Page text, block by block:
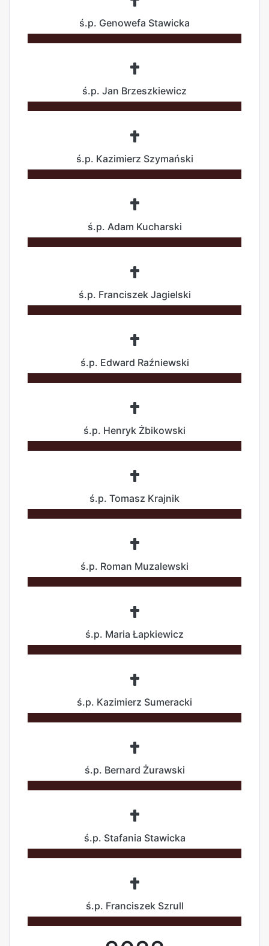
ś.p. Genowefa Stawicka
ś.p. Jan Brzeszkiewicz
ś.p. Kazimierz Szymański
ś.p. Adam Kucharski
ś.p. Franciszek Jagielski
ś.p. Edward Raźniewski
ś.p. Henryk Żbikowski
ś.p. Tomasz Krajnik
ś.p. Roman Muzalewski
ś.p. Maria Łapkiewicz
ś.p. Kazimierz Sumeracki
ś.p. Bernard Żurawski
ś.p. Stafania Stawicka
ś.p. Franciszek Szrull